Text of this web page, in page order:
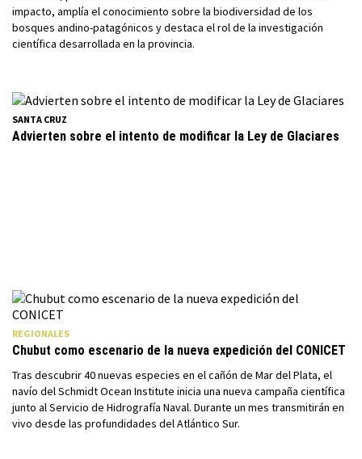
impacto, amplía el conocimiento sobre la biodiversidad de los
bosques andino-patagónicos y destaca el rol de la investigación
científica desarrollada en la provincia.
SANTA CRUZ
Advierten sobre el intento de modificar la Ley de Glaciares
REGIONALES
Chubut como escenario de la nueva expedición del CONICET
Tras descubrir 40 nuevas especies en el cañón de Mar del Plata, el
navío del Schmidt Ocean Institute inicia una nueva campaña científica
junto al Servicio de Hidrografía Naval. Durante un mes transmitirán en
vivo desde las profundidades del Atlántico Sur.